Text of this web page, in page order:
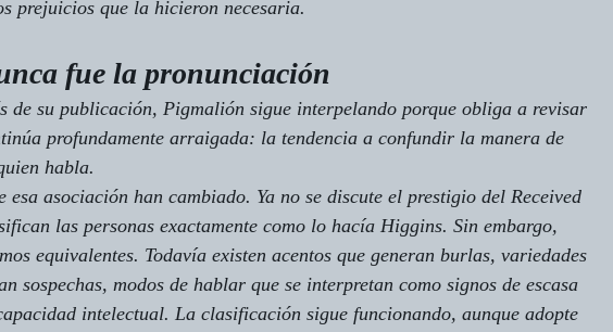
prejuicios que la hicieron necesaria.
fue la pronunciación
de su publicación, Pigmalión sigue interpelando porque obliga a revisar
profundamente arraigada: la tendencia a confundir la manera de
habla.
esa asociación han cambiado. Ya no se discute el prestigio del Received
las personas exactamente como lo hacía Higgins. Sin embargo,
equivalentes. Todavía existen acentos que generan burlas, variedades
sospechas, modos de hablar que se interpretan como signos de escasa
intelectual. La clasificación sigue funcionando, aunque adopte